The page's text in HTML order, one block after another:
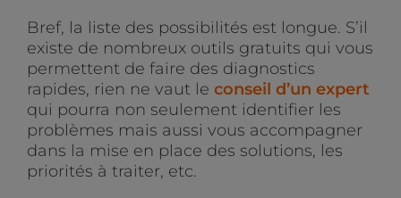
Bref, la liste des possibilités est longue. S’il
existe de nombreux outils gratuits qui vous
permettent de faire des diagnostics
rapides, rien ne vaut le conseil d’un expert
qui pourra non seulement identifier les
problèmes mais aussi vous accompagner
dans la mise en place des solutions, les
priorités à traiter, etc.